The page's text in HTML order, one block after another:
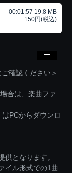
00:01:57 19.8 MB
150円(税込)
確認ください＞
合は、楽曲ファ
PCからダウンロ
供となります。
イル形式での1曲